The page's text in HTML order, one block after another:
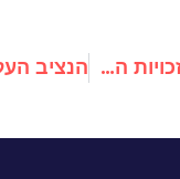
חושף הליקויים מתפטר ממשרד המועצה לזכויות האדם, "חסינות מוחלטת" על אונס ילד על ידי כוחות שמירת שלום